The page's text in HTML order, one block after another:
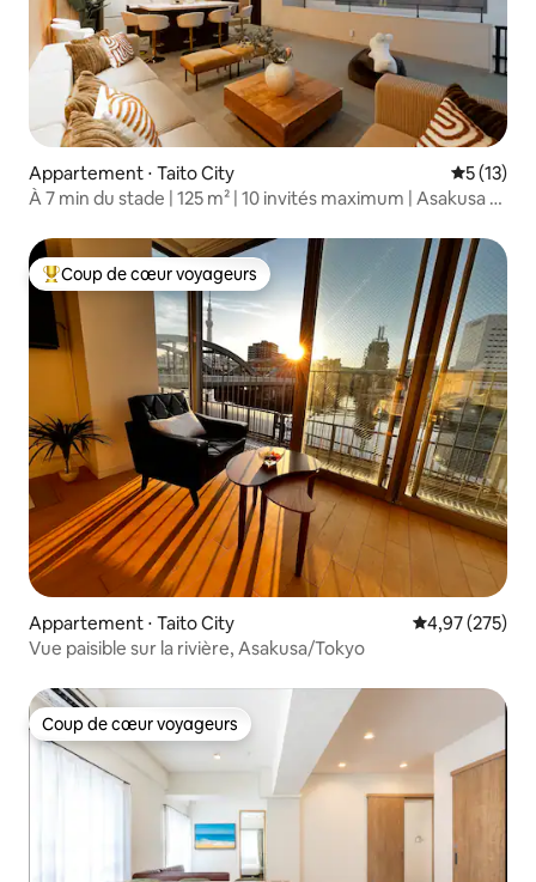
Appartement ⋅ Taito City
5 (13)
À 7 min du stade | 125 m² | 10 invités maximum | Asakusa à
Coups de cœur voyageurs les plus appréciés
Coup de cœur voyageurs
Appartement ⋅ Taito City Évaluation
4,97 (275)
Vue paisible sur la rivière, Asakusa/Tokyo
Coup de cœur voyageurs
Coup de cœur voyageurs